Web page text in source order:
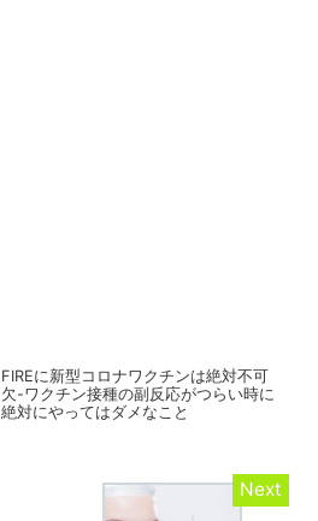
FIREに新型コロナワクチンは絶対不可
欠-ワクチン接種の副反応がつらい時に
絶対にやってはダメなこと